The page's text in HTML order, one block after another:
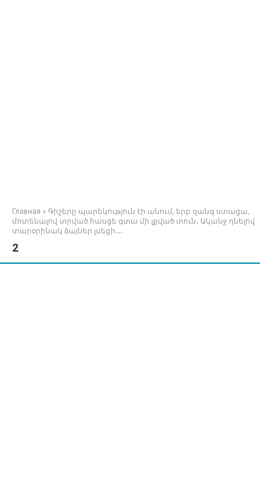
Главная » Գիշերը պարեկություն էի անում, երբ զանգ ստացա,
մոտենալով տրված հասցե գտա մի լքված տուն․ Ականջ դնելով
տարօրինակ ձայներ լսեցի․․․
2